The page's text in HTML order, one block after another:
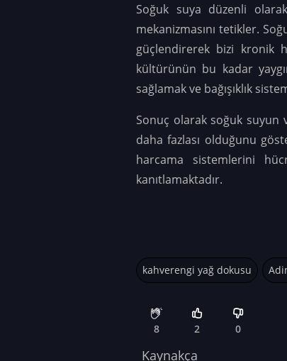
Soğuk suya düzenli
mekanizmasını tetikler.
güçlendirerek bizi kronik
kültürünün bu kadar
sağlamak ve bağışıklık
Sonuç olarak soğuk
daha fazlası olduğunu
harcama sistemlerini
kanıtlamaktadır.
kahverengi yağ dokusu
8 2 0
Kaynakça